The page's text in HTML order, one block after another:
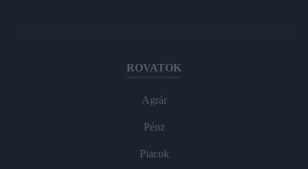
ROVATOK
Agrár
Pénz
Piacok